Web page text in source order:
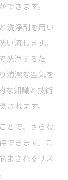
きます。
洗浄剤を用い
流します。
洗浄するた
清潔な空気を
な知識と技術
れます。
とで、さらな
できます。こ
まされるリス